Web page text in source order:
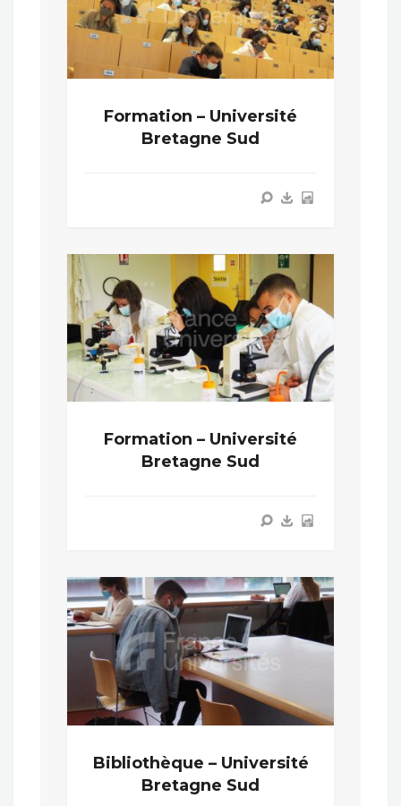
Formation – Université
Bretagne Sud
Formation – Université
Bretagne Sud
Bibliothèque – Université
Bretagne Sud